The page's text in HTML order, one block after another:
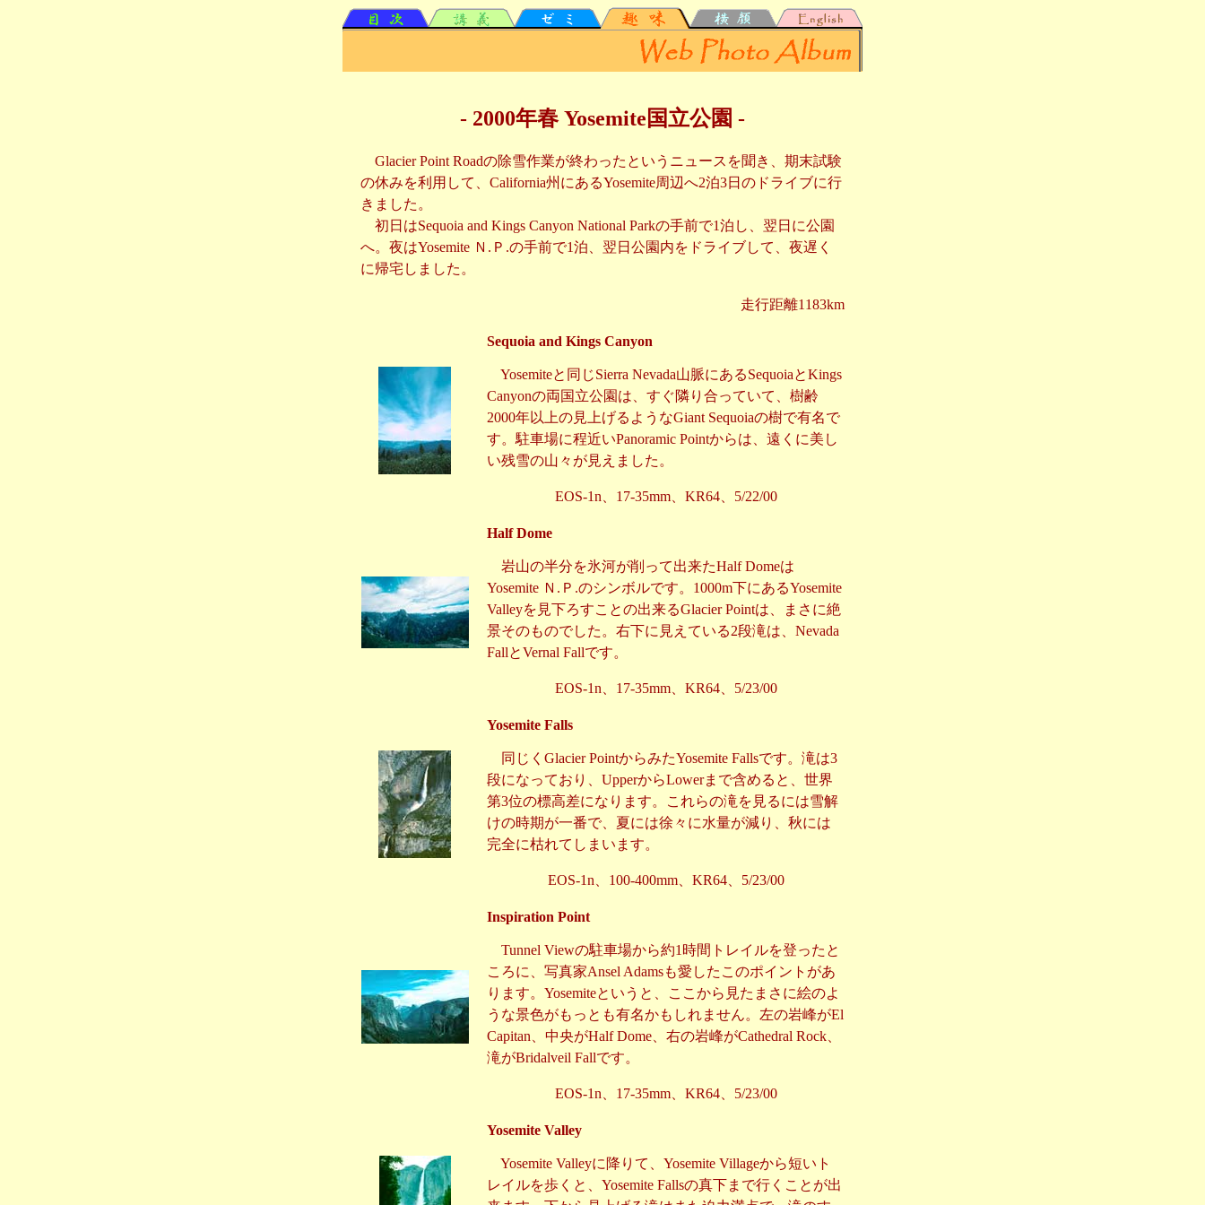
- 2000年春 Yosemite国立公園 -
Glacier Point Roadの除雪作業が終わったというニュースを聞き、期末試験
の休みを利用して、California州にあるYosemite周辺へ2泊3日のドライブに行
きました。
初日はSequoia and Kings Canyon National Parkの手前で1泊し、翌日に公園
へ。夜はYosemite Ｎ.Ｐ.の手前で1泊、翌日公園内をドライブして、夜遅く
に帰宅しました。
走行距離1183km
Sequoia and Kings Canyon
Yosemiteと同じSierra Nevada山脈にあるSequoiaとKings
Canyonの両国立公園は、すぐ隣り合っていて、樹齢
2000年以上の見上げるようなGiant Sequoiaの樹で有名で
す。駐車場に程近いPanoramic Pointからは、遠くに美し
い残雪の山々が見えました。
EOS-1n、17-35mm、KR64、5/22/00
Half Dome
岩山の半分を氷河が削って出来たHalf Domeは
Yosemite Ｎ.Ｐ.のシンボルです。1000m下にあるYosemite
Valleyを見下ろすことの出来るGlacier Pointは、まさに絶
景そのものでした。右下に見えている2段滝は、Nevada
FallとVernal Fallです。
EOS-1n、17-35mm、KR64、5/23/00
Yosemite Falls
同じくGlacier PointからみたYosemite Fallsです。滝は3
段になっており、UpperからLowerまで含めると、世界
第3位の標高差になります。これらの滝を見るには雪解
けの時期が一番で、夏には徐々に水量が減り、秋には
完全に枯れてしまいます。
EOS-1n、100-400mm、KR64、5/23/00
Inspiration Point
Tunnel Viewの駐車場から約1時間トレイルを登ったと
ころに、写真家Ansel Adamsも愛したこのポイントがあ
ります。Yosemiteというと、ここから見たまさに絵のよ
うな景色がもっとも有名かもしれません。左の岩峰がEl
Capitan、中央がHalf Dome、右の岩峰がCathedral Rock、
滝がBridalveil Fallです。
EOS-1n、17-35mm、KR64、5/23/00
Yosemite Valley
Yosemite Valleyに降りて、Yosemite Villageから短いト
レイルを歩くと、Yosemite Fallsの真下まで行くことが出